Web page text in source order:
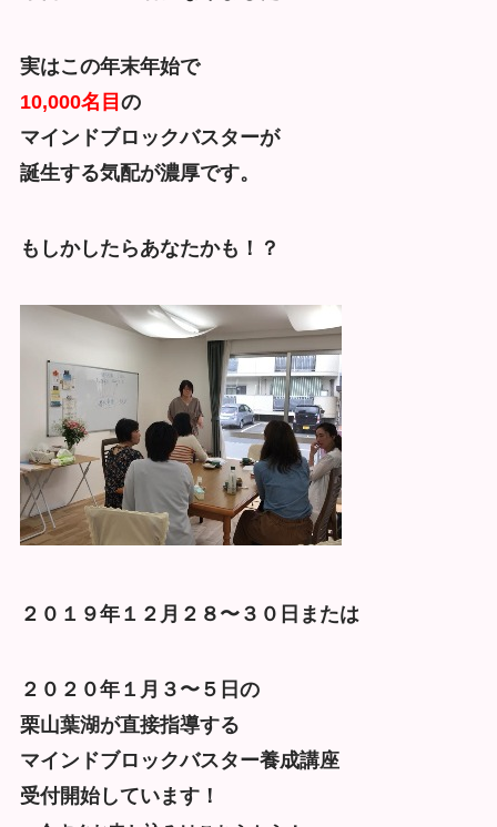
実はこの年末年始で
10,000名目 の
マインドブロックバスターが
誕生する気配が濃厚です。
もしかしたらあなたかも！？
２０１９年１２月２８〜３０日または
２０２０年１月３〜５日の
栗山葉湖が直接指導する
マインドブロックバスター養成講座
受付開始しています！